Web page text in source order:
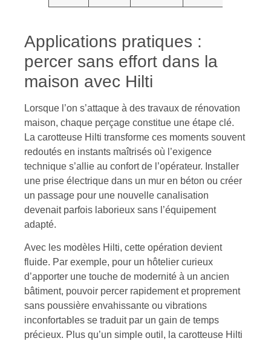
Applications pratiques :
percer sans effort dans la
maison avec Hilti
Lorsque l’on s’attaque à des travaux de rénovation
maison, chaque perçage constitue une étape clé.
La carotteuse Hilti transforme ces moments souvent
redoutés en instants maîtrisés où l’exigence
technique s’allie au confort de l’opérateur. Installer
une prise électrique dans un mur en béton ou créer
un passage pour une nouvelle canalisation
devenait parfois laborieux sans l’équipement
adapté.
Avec les modèles Hilti, cette opération devient
fluide. Par exemple, pour un hôtelier curieux
d’apporter une touche de modernité à un ancien
bâtiment, pouvoir percer rapidement et proprement
sans poussière envahissante ou vibrations
inconfortables se traduit par un gain de temps
précieux. Plus qu’un simple outil, la carotteuse Hilti